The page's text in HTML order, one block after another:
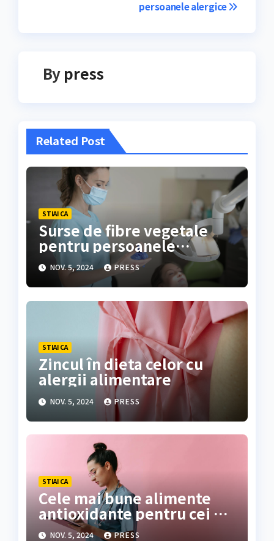
persoanele alergice
By press
Related Post
STIAI CA
Surse de fibre vegetale
pentru persoanele
alergice
NOV. 5, 2024 PRESS
STIAI CA
Zincul în dieta celor cu
alergii alimentare
NOV. 5, 2024 PRESS
STIAI CA
Cele mai bune alimente
antioxidante pentru cei cu
alergii
NOV. 5, 2024 PRESS